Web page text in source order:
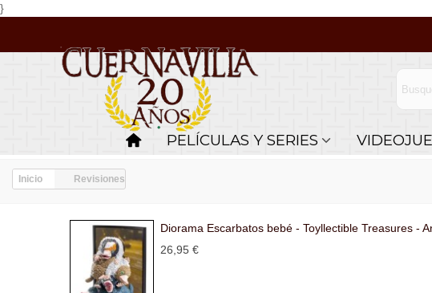
}
PELÍCULAS Y SERIES
Inicio Revisiones
Diorama Escarbatos bebé - Toyllectible Treasures -
26,95 €